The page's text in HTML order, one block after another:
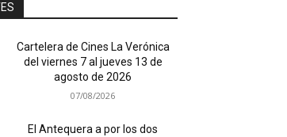
Cartelera de Cines La Verónica
del viernes 7 al jueves 13 de
agosto de 2026
07/08/2026
El Antequera a por los dos